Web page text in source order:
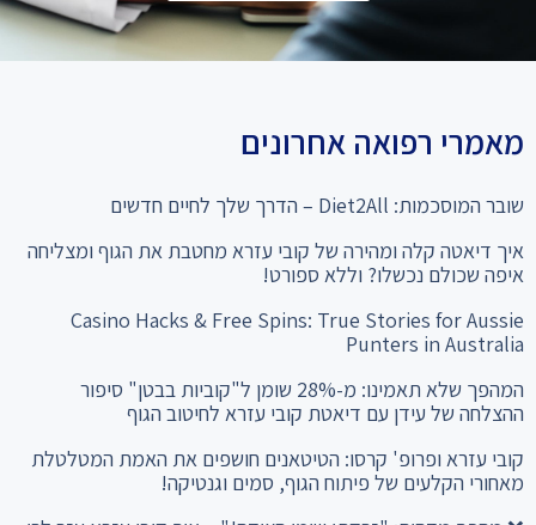
מאמרי רפואה אחרונים
שובר המוסכמות: Diet2All – הדרך שלך לחיים חדשים
איך דיאטה קלה ומהירה של קובי עזרא מחטבת את הגוף ומצליחה
איפה שכולם נכשלו? וללא ספורט!
Casino Hacks & Free Spins: True Stories for Aussie
Punters in Australia
המהפך שלא תאמינו: מ-28% שומן ל"קוביות בבטן" סיפור
ההצלחה של עידן עם דיאטת קובי עזרא לחיטוב הגוף
קובי עזרא ופרופ' קרסו: הטיטאנים חושפים את האמת המטלטלת
מאחורי הקלעים של פיתוח הגוף, סמים וגנטיקה!